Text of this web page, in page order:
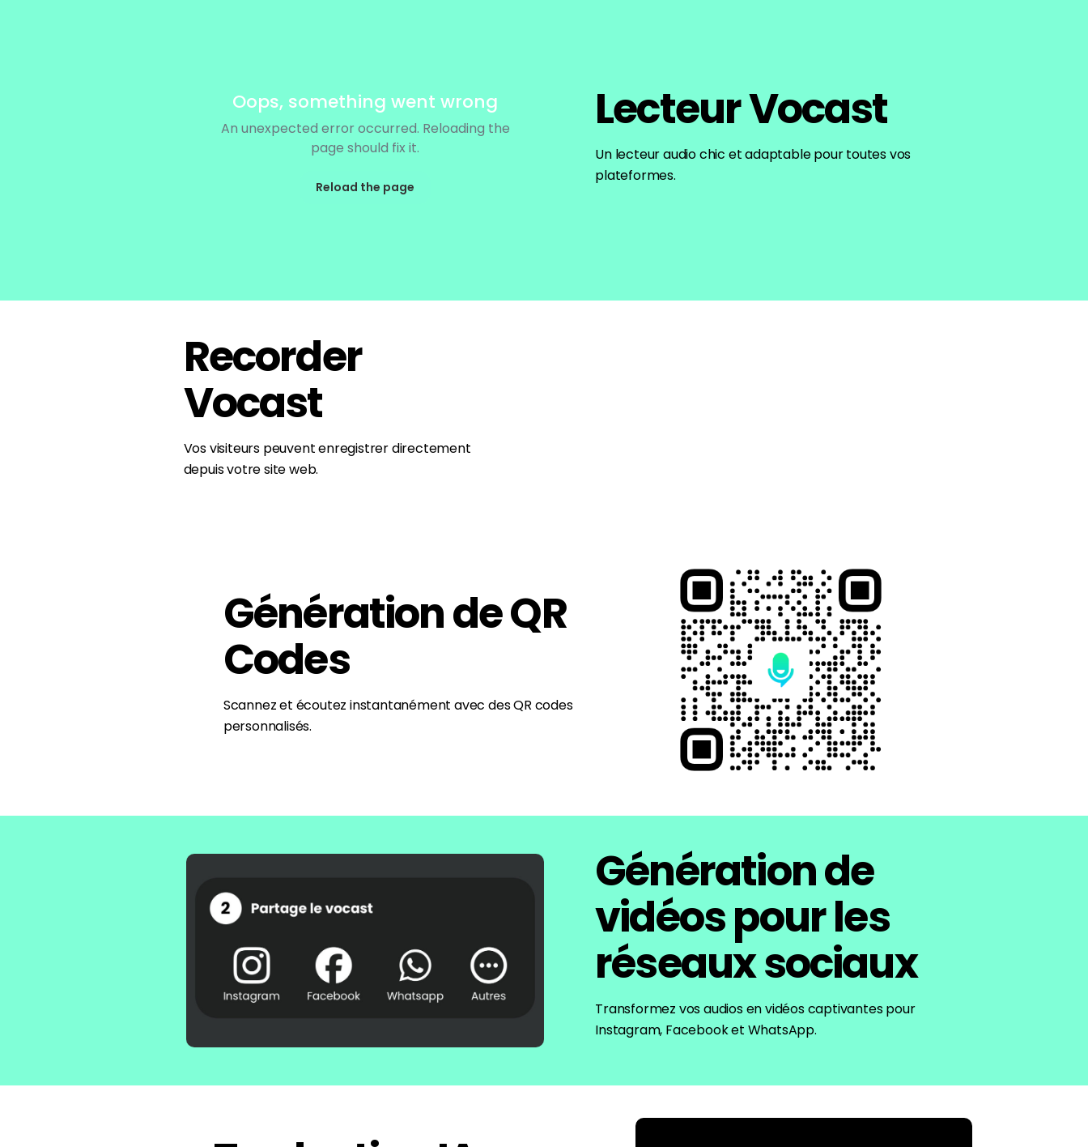
Lecteur Vocast
Un lecteur audio chic et adaptable pour toutes vos
plateformes.
Recorder
Vocast
Vos visiteurs peuvent enregistrer directement
depuis votre site web.
Génération de QR
Codes
Scannez et écoutez instantanément avec des QR codes
personnalisés.
Génération de
vidéos pour les
réseaux sociaux
Transformez vos audios en vidéos captivantes pour
Instagram, Facebook et WhatsApp.